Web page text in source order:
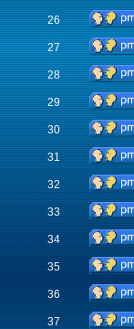
26
27
28
29
30
31
32
33
34
35
36
37